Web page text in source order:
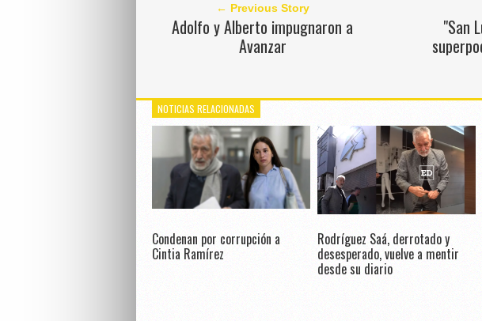
← Previous Story
Adolfo y Alberto impugnaron a
Avanzar
"San
NOTICIAS RELACIONADAS
Condenan por corrupción a
Cintia Ramírez
Rodríguez Saá, derrotado y
desesperado, vuelve a mentir
desde su diario